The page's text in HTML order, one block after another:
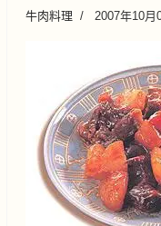
牛肉料理 2007年10月